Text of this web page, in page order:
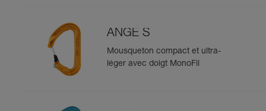
ANGE S
Mousqueton compact et ultra-
léger avec doigt MonoFil